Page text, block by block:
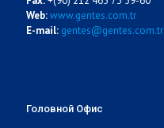
Web:www.gentes.com.tr
E-mail: gentes@gentes.com.tr
Головной Офис